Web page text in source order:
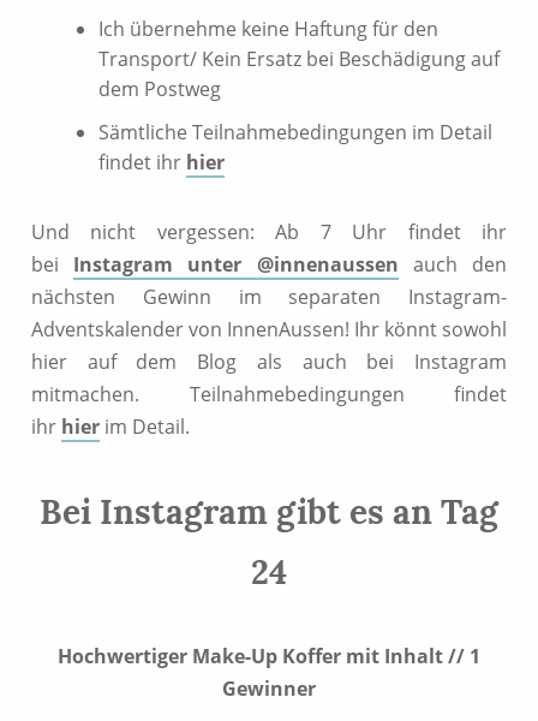
Ich übernehme keine Haftung für den
Transport/ Kein Ersatz bei Beschädigung auf
dem Postweg
Sämtliche Teilnahmebedingungen im Detail
findet ihr hier
Und nicht vergessen: Ab 7 Uhr findet ihr
bei Instagram unter @innenaussen auch den
nächsten Gewinn im separaten Instagram-
Adventskalender von InnenAussen! Ihr könnt sowohl
hier auf dem Blog als auch bei Instagram
mitmachen. Teilnahmebedingungen findet
ihr hier im Detail.
Bei Instagram gibt es an Tag
24
Hochwertiger Make-Up Koffer mit Inhalt // 1
Gewinner